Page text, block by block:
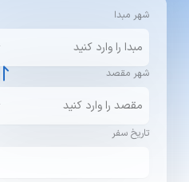
شهر مبدا
شهر مقصد
تاریخ سفر